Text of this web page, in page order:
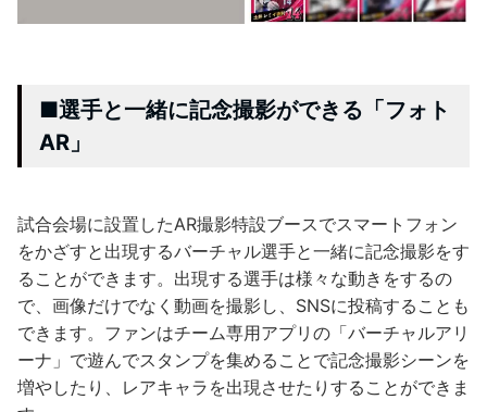
■選手と一緒に記念撮影ができる「フォト
AR」
試合会場に設置したAR撮影特設ブースでスマートフォン
をかざすと出現するバーチャル選手と一緒に記念撮影をす
ることができます。出現する選手は様々な動きをするの
で、画像だけでなく動画を撮影し、SNSに投稿することも
できます。ファンはチーム専用アプリの「バーチャルアリ
ーナ」で遊んでスタンプを集めることで記念撮影シーンを
増やしたり、レアキャラを出現させたりすることができま